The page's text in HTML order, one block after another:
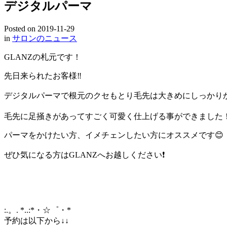
デジタルパーマ
Posted on 2019-11-29
in サロンのニュース
GLANZの札元です！
先日来られたお客様‼️
デジタルパーマで根元のクセもとり毛先は大きめにしっかり
毛先に足掻きがあってすごく可愛く仕上げる事ができました！
パーマをかけたい方、イメチェンしたい方にオススメです😊
ぜひ気になる方はGLANZへお越しください❗️
:.。. *..:*・☆゜・*
予約は以下から↓↓